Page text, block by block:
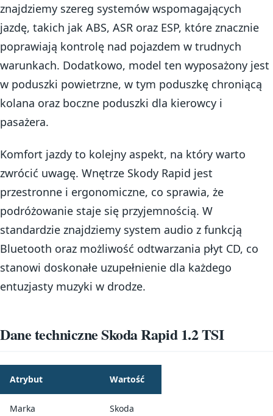
znajdziemy szereg systemów wspomagających
jazdę, takich jak ABS, ASR oraz ESP, które znacznie
poprawiają kontrolę nad pojazdem w trudnych
warunkach. Dodatkowo, model ten wyposażony jest
w poduszki powietrzne, w tym poduszkę chroniącą
kolana oraz boczne poduszki dla kierowcy i
pasażera.
Komfort jazdy to kolejny aspekt, na który warto
zwrócić uwagę. Wnętrze Skody Rapid jest
przestronne i ergonomiczne, co sprawia, że
podróżowanie staje się przyjemnością. W
standardzie znajdziemy system audio z funkcją
Bluetooth oraz możliwość odtwarzania płyt CD, co
stanowi doskonałe uzupełnienie dla każdego
entuzjasty muzyki w drodze.
Dane techniczne Skoda Rapid 1.2 TSI
Atrybut Wartość
Marka Skoda